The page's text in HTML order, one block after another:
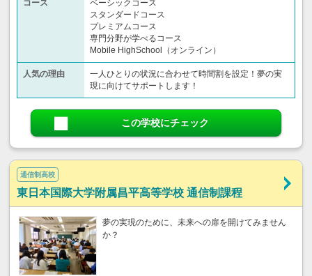
コース
ベーシックコース
スタンダードコース
プレミアムコース
専門分野が学べるコース
Mobile HighSchool（オンライン）
人気の理由
一人ひとりの状況に合わせて時間割を設定！夢の実
現に向けてサポートします！
この学校にチェック
通信制高校
東日本国際大学附属昌平高等学校 通信制課程
夢の実現のために、未来への扉を開けてみません
か？